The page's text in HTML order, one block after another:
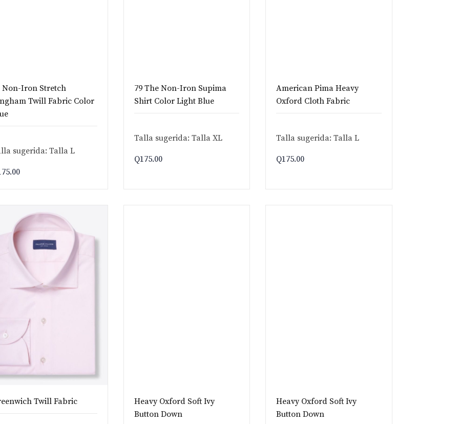
Non-Iron Stretch
Twill Fabric Color
sugerida: Talla L
79 The Non-Iron Supima
Shirt Color Light Blue
Talla sugerida: Talla XL
Q175.00
American Pima Heavy
Oxford Cloth Fabric
Talla sugerida: Talla L
Q175.00
Twill Fabric
Heavy Oxford Soft Ivy
Button Down
Heavy Oxford Soft Ivy
Button Down